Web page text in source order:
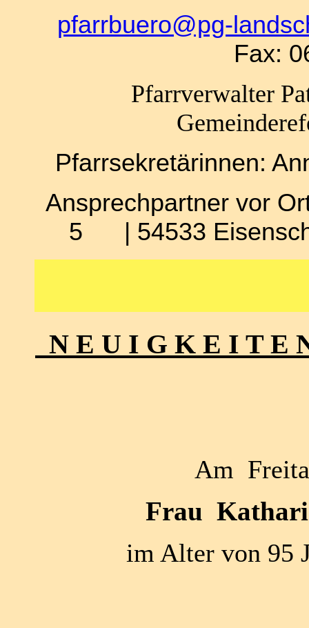
pfarrbuero@pg-
Fax:
Pfarrverwalter
Pfarrsekretärinnen:
Ansprechpartner vor
5 | 54533
N E U I G K E I T E
Am
Frau
im Alter von 95